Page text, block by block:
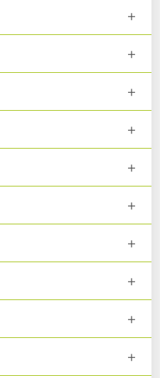
+
+
+
+
+
+
+
+
+
+